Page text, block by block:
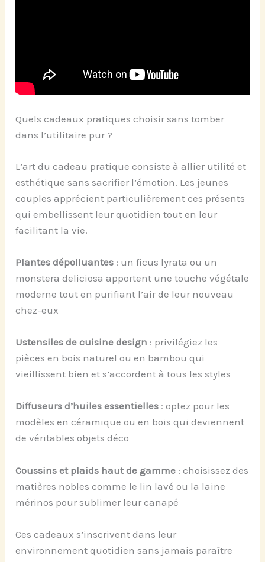
Quels cadeaux pratiques choisir sans tomber
dans l’utilitaire pur ?
L’art du cadeau pratique consiste à allier utilité et
esthétique sans sacrifier l’émotion. Les jeunes
couples apprécient particulièrement ces présents
qui embellissent leur quotidien tout en leur
facilitant la vie.
Plantes dépolluantes : un ficus lyrata ou un
monstera deliciosa apportent une touche végétale
moderne tout en purifiant l’air de leur nouveau
chez-eux
Ustensiles de cuisine design : privilégiez les
pièces en bois naturel ou en bambou qui
vieillissent bien et s’accordent à tous les styles
Diffuseurs d’huiles essentielles : optez pour les
modèles en céramique ou en bois qui deviennent
de véritables objets déco
Coussins et plaids haut de gamme : choisissez des
matières nobles comme le lin lavé ou la laine
mérinos pour sublimer leur canapé
Ces cadeaux s’inscrivent dans leur
environnement quotidien sans jamais paraître